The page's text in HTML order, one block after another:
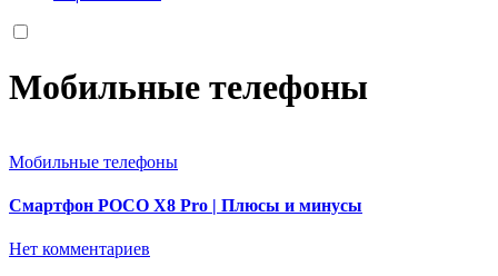
Мобильные телефоны
Мобильные телефоны
Смартфон POCO X8 Pro | Плюсы и минусы
Нет комментариев